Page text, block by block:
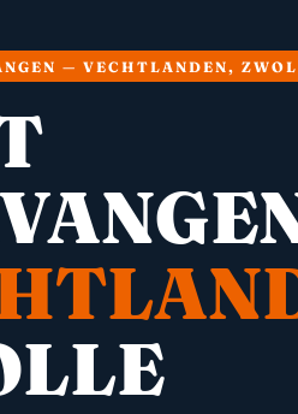
— VECHTLANDEN,